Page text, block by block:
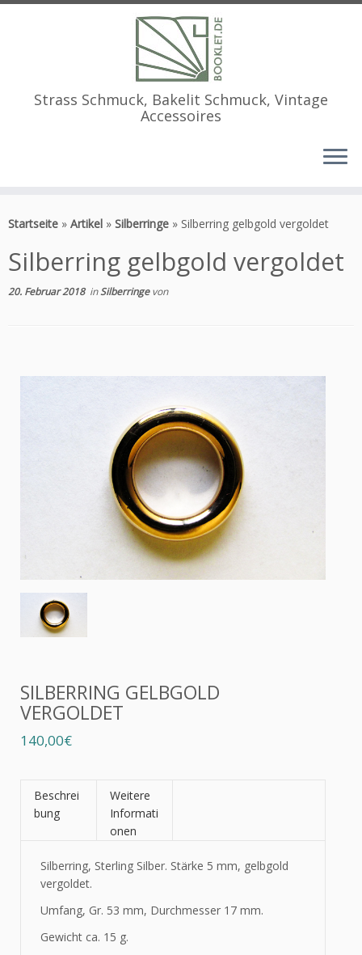
Inhalt
Strass Schmuck, Bakelit Schmuck, Vintage
Accessoires
Startseite » Artikel » Silberringe » Silberring gelbgold vergoldet
Silberring gelbgold vergoldet
20. Februar 2018inSilberringevon
SILBERRING GELBGOLD
VERGOLDET
140,00€
Beschrei
bung
Weitere
Informati
onen
Silberring, Sterling Silber. Stärke 5 mm, gelbgold
vergoldet.
Umfang, Gr. 53 mm, Durchmesser 17 mm.
Gewicht ca. 15 g.